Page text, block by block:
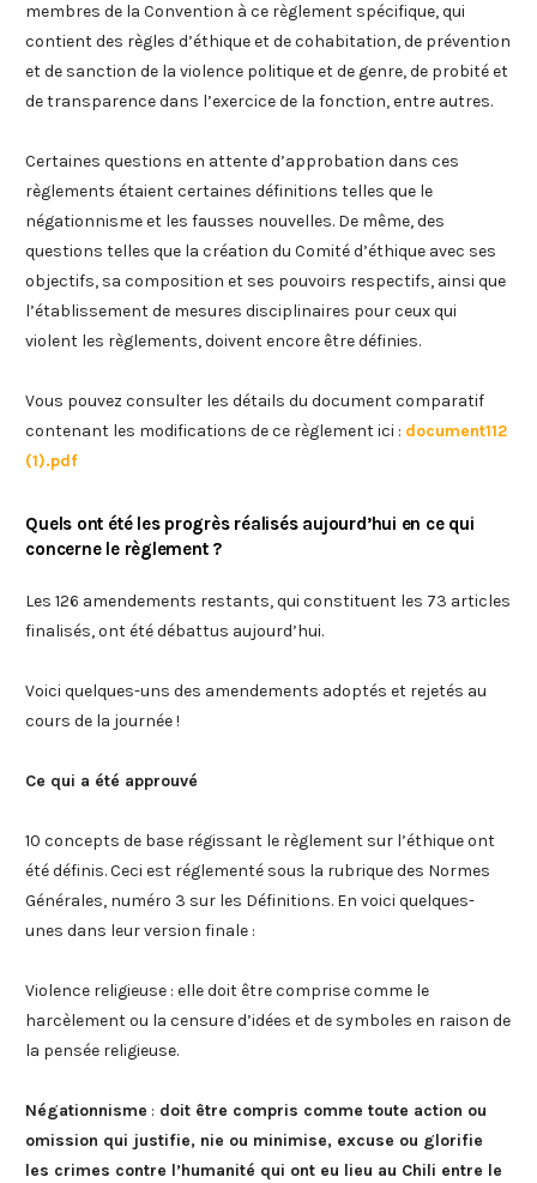
membres de la Convention à ce règlement spécifique, qui
contient des règles d’éthique et de cohabitation, de prévention
et de sanction de la violence politique et de genre, de probité et
de transparence dans l’exercice de la fonction, entre autres.
Certaines questions en attente d’approbation dans ces
règlements étaient certaines définitions telles que le
négationnisme et les fausses nouvelles. De même, des
questions telles que la création du Comité d’éthique avec ses
objectifs, sa composition et ses pouvoirs respectifs, ainsi que
l’établissement de mesures disciplinaires pour ceux qui
violent les règlements, doivent encore être définies.
Vous pouvez consulter les détails du document comparatif
contenant les modifications de ce règlement ici : document112
(1).pdf
Quels ont été les progrès réalisés aujourd’hui en ce qui
concerne le règlement ?
Les 126 amendements restants, qui constituent les 73 articles
finalisés, ont été débattus aujourd’hui.
Voici quelques-uns des amendements adoptés et rejetés au
cours de la journée !
Ce qui a été approuvé
10 concepts de base régissant le règlement sur l’éthique ont
été définis. Ceci est réglementé sous la rubrique des Normes
Générales, numéro 3 sur les Définitions. En voici quelques-
unes dans leur version finale :
Violence religieuse : elle doit être comprise comme le
harcèlement ou la censure d’idées et de symboles en raison de
la pensée religieuse.
Négationnisme : doit être compris comme toute action ou
omission qui justifie, nie ou minimise, excuse ou glorifie
les crimes contre l’humanité qui ont eu lieu au Chili entre le